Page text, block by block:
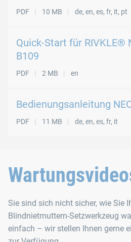
PDF 10 MB de, en, es, fr, it, pt
Quick-Start für RIVKLE®
B109
PDF 2 MB en
Bedienungsanleitung
PDF 11 MB de, en, es, fr, it
Sie sind sich nicht sicher, wie Sie
Blindnietmuttern-Setzwerkzeug
einfach – wir stellen Ihnen gerne